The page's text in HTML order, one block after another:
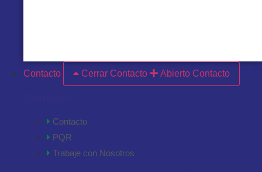
Contacto
Cerrar Contacto Abierto Contacto
Contacto
PQR
Trabaje con Nosotros